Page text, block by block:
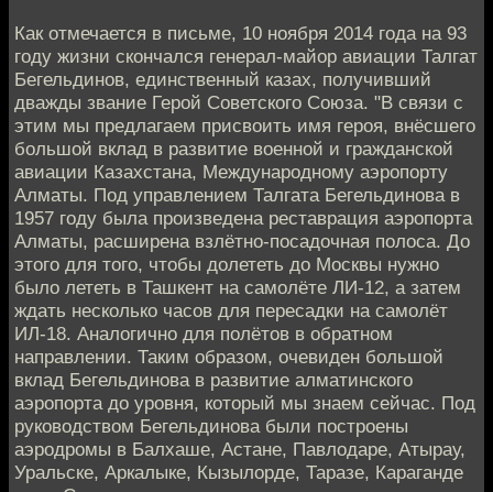
Как отмечается в письме, 10 ноября 2014 года на 93
году жизни скончался генерал-майор авиации Талгат
Бегельдинов, единственный казах, получивший
дважды звание Герой Советского Союза. "В связи с
этим мы предлагаем присвоить имя героя, внёсшего
большой вклад в развитие военной и гражданской
авиации Казахстана, Международному аэропорту
Алматы. Под управлением Талгата Бегельдинова в
1957 году была произведена реставрация аэропорта
Алматы, расширена взлётно-посадочная полоса. До
этого для того, чтобы долететь до Москвы нужно
было лететь в Ташкент на самолёте ЛИ-12, а затем
ждать несколько часов для пересадки на самолёт
ИЛ-18. Аналогично для полётов в обратном
направлении. Таким образом, очевиден большой
вклад Бегельдинова в развитие алматинского
аэропорта до уровня, который мы знаем сейчас. Под
руководством Бегельдинова были построены
аэродромы в Балхаше, Астане, Павлодаре, Атырау,
Уральске, Аркалыке, Кызылорде, Таразе, Караганде